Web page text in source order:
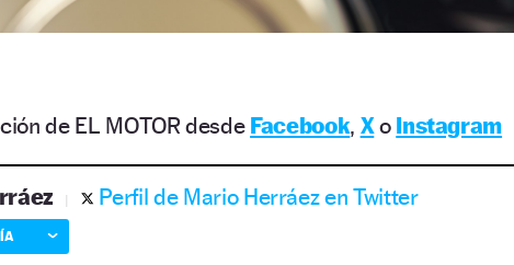
de EL MOTOR desde Facebook, Xo Instagram
Perfil de Mario Herráez en Twitter